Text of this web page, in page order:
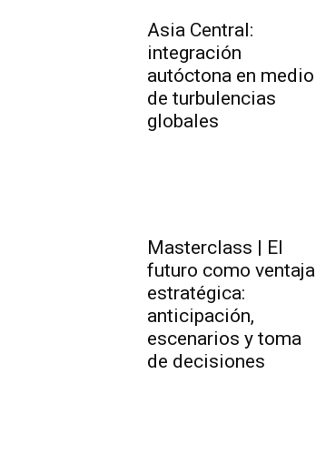
Asia Central:
integración
autóctona en medio
de turbulencias
globales
Masterclass | El
futuro como ventaja
estratégica:
anticipación,
escenarios y toma
de decisiones